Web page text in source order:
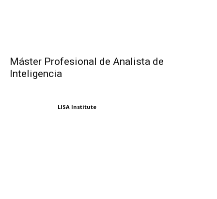
Máster Profesional de Analista de
Inteligencia
LISA Institute